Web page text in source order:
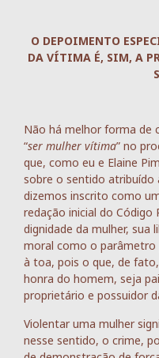
O DEPOIMENTO
DA VÍTIMA É, SIM, A
Não há melhor forma de
“ser mulher vítima” no
que, como eu e Elaine
sobre o sentido atribuído
dizemos inscrito como
redação inicial do
dignidade da mulher, sua
moral como o parâmetro
à toa, pois o que, de
honra do homem, seja
proprietário e possuidor
Violentar uma mulher
nesse sentido, o crime,